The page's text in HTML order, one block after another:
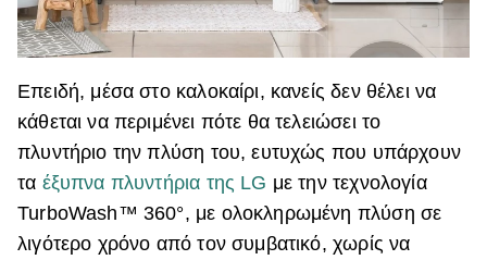
Επειδή, μέσα στο καλοκαίρι, κανείς δεν θέλει να
κάθεται να περιμένει πότε θα τελειώσει το
πλυντήριο την πλύση του, ευτυχώς που υπάρχουν
τα έξυπνα πλυντήρια της LG με την τεχνολογία
TurboWash™ 360°, με ολοκληρωμένη πλύση σε
λιγότερο χρόνο από τον συμβατικό, χωρίς να